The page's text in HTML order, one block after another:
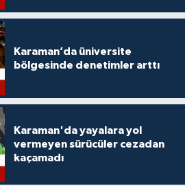
Karaman’da üniversite
bölgesinde denetimler arttı
Karaman'da yayalara yol
vermeyen sürücüler cezadan
kaçamadı